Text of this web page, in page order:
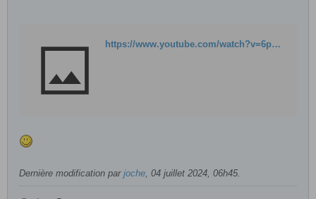
https://www.youtube.com/watch?v=6pWeRYNB9Fs
Dernière modification par joche, 04 juillet 2024, 06h45.